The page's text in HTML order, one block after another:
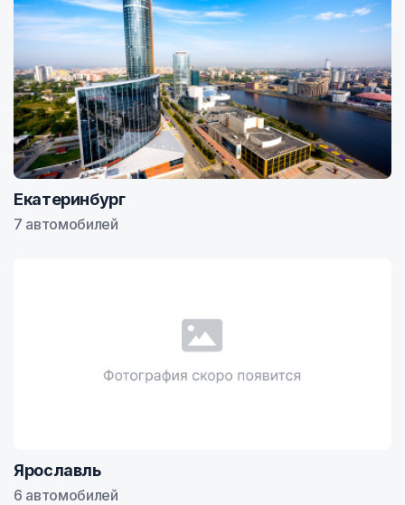
Екатеринбург
7 автомобилей
Ярославль
6 автомобилей